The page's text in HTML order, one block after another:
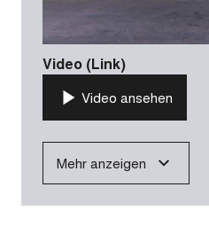
Video (Link)
Video ansehen
Mehr anzeigen